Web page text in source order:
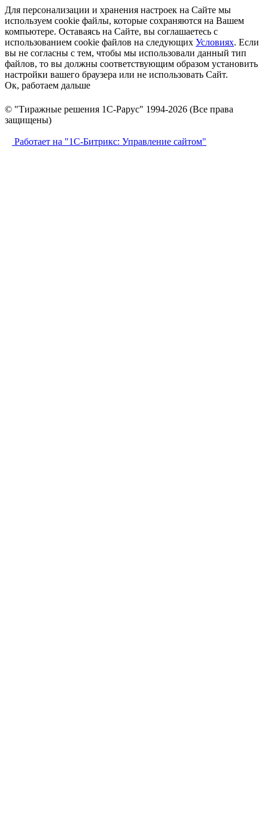
Для персонализации и хранения настроек на Сайте мы
используем cookie файлы, которые сохраняются на Вашем
компьютере. Оставаясь на Сайте, вы соглашаетесь с
использованием cookie файлов на следующих Условиях. Если
вы не согласны с тем, чтобы мы использовали данный тип
файлов, то вы должны соответствующим образом установить
настройки вашего браузера или не использовать Сайт.
Ок, работаем дальше
© "Тиражные решения 1С-Рарус" 1994-2026 (Все права
защищены)
Работает на "1С-Битрикс: Управление сайтом"